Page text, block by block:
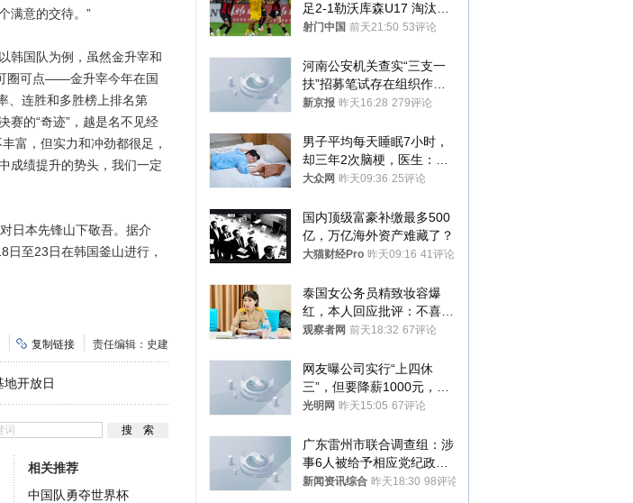
满意的交待。”
国队为例，虽然金升宰和
圈可点——金升宰今年在国
、连胜和多胜榜上排名第
的“奇迹”，越是名不见经
富，但实力和冲劲都很足，
成绩提升的势头，我们一定
日本先锋山下敬吾。据介
至23日在韩国釜山进行，
复制链接 责任编辑：史建
地开放日
相关推荐
中国队勇夺世界杯
足2-1勒沃库森U17 淘汰赛
将战河床
射门中国 前天21:50 53评论
河南公安机关查实“三支一
扶”招募笔试存在组织作弊
犯罪行为
新京报 昨天16:28 279评论
男子平均每天睡眠7小时，
却三年2次脑梗，医生：这
样睡觉更伤身
大众网 昨天09:36 25评论
国内顶级富豪补缴最多500
亿，万亿海外资产难藏了？
大猫财经Pro 昨天09:16 41评论
泰国女公务员精致妆容爆
红，本人回应批评：不喜欢
就别看
观察者网 前天18:32 67评论
网友曝公司实行“上四休
三”，但要降薪1000元，不
接受只能辞职
光明网 昨天15:05 67评论
广东雷州市联合调查组：涉
事6人被给予相应党纪政务
处分和组织处理
新闻资讯综合 昨天18:30 98评论